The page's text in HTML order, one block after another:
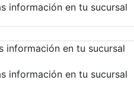
información en tu sucursal
información en tu sucursal